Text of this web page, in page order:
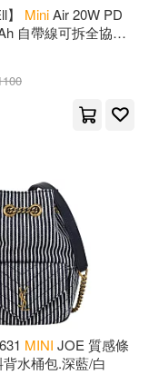
】 MiniAir 20W PD
自帶線可拆全協議
源 台灣製 -紫色
MINI JOE 質感條
水桶包.深藍/白